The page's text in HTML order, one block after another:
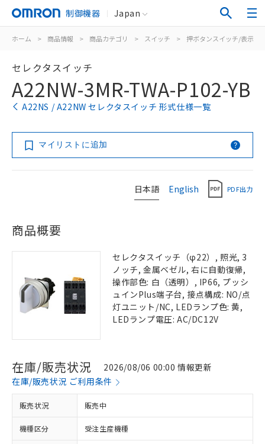
制御機器 Japan
ホーム > 商品情報 > 商品カテゴリ > スイッチ > 押ボタンスイッチ/表示灯
セレクタスイッチ
A22NW-3MR-TWA-P102-YB
A22NS / A22NW セレクタスイッチ 形式仕様一覧
マイリストに追加
日本語 English PDF出力
商品概要
セレクタスイッチ（φ22）, 照光, 3
ノッチ, 金属ベゼル, 右に自動復帰,
操作部色: 白（透明）, IP66, プッシ
ュインPlus端子台, 接点構成: NO/点
灯ユニット/NC, LEDランプ色: 黄,
LEDランプ電圧: AC/DC12V
在庫/販売状況
2026/08/06 00:00 情報更新
在庫/販売状況 ご利用条件
販売状況 販売中
機種区分 受注生産機種